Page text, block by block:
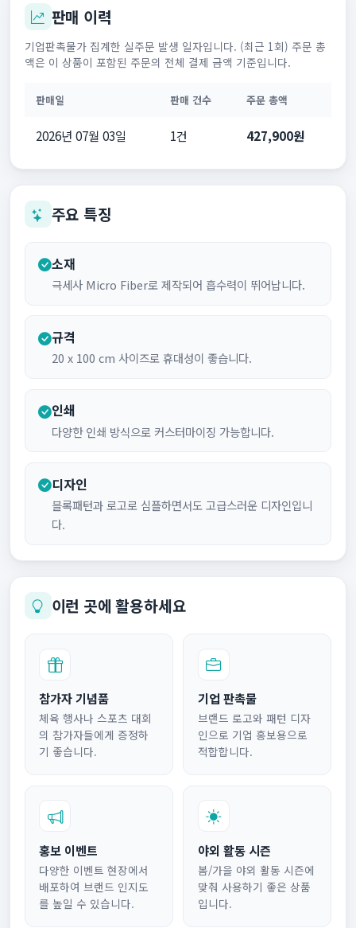
판매 이력
기업판촉물가 집계한 실주문 발생 일자입니다. (최근 1회) 주문 총
액은 이 상품이 포함된 주문의 전체 결제 금액 기준입니다.
판매일 판매 건수 주문 총액
2026년 07월 03일 1건 427,900원
주요 특징
소재
극세사 Micro Fiber로 제작되어 흡수력이 뛰어납니다.
규격
20 x 100 cm 사이즈로 휴대성이 좋습니다.
인쇄
다양한 인쇄 방식으로 커스터마이징 가능합니다.
디자인
블록패턴과 로고로 심플하면서도 고급스러운 디자인입니
다.
이런 곳에 활용하세요
참가자 기념품
체육 행사나 스포츠 대회
의 참가자들에게 증정하
기 좋습니다.
기업 판촉물
브랜드 로고와 패턴 디자
인으로 기업 홍보용으로
적합합니다.
홍보 이벤트
다양한 이벤트 현장에서
배포하여 브랜드 인지도
를 높일 수 있습니다.
야외 활동 시즌
봄/가을 야외 활동 시즌에
맞춰 사용하기 좋은 상품
입니다.